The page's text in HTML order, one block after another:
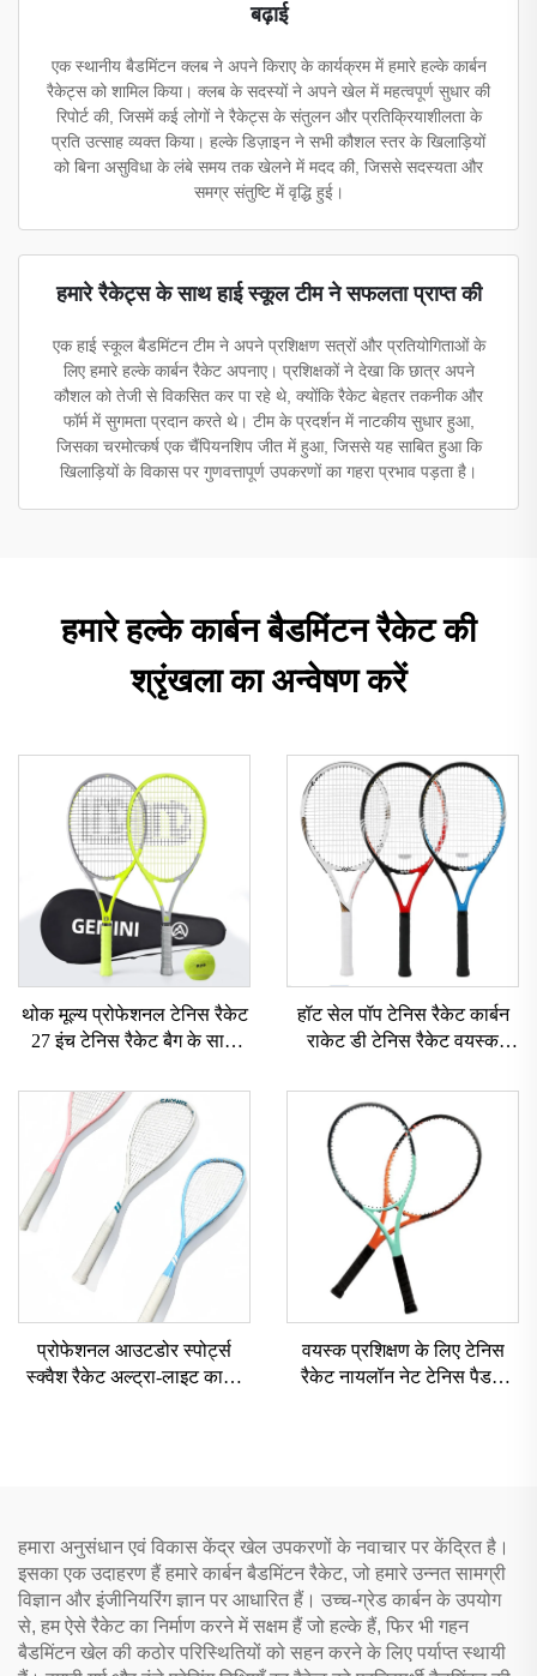
बढ़ाई
एक स्थानीय बैडमिंटन क्लब ने अपने किराए के कार्यक्रम में हमारे हल्के कार्बन
रैकेट्स को शामिल किया। क्लब के सदस्यों ने अपने खेल में महत्वपूर्ण सुधार की
रिपोर्ट की, जिसमें कई लोगों ने रैकेट्स के संतुलन और प्रतिक्रियाशीलता के
प्रति उत्साह व्यक्त किया। हल्के डिज़ाइन ने सभी कौशल स्तर के खिलाड़ियों
को बिना असुविधा के लंबे समय तक खेलने में मदद की, जिससे सदस्यता और
समग्र संतुष्टि में वृद्धि हुई।
हमारे रैकेट्स के साथ हाई स्कूल टीम ने सफलता प्राप्त की
एक हाई स्कूल बैडमिंटन टीम ने अपने प्रशिक्षण सत्रों और प्रतियोगिताओं के
लिए हमारे हल्के कार्बन रैकेट अपनाए। प्रशिक्षकों ने देखा कि छात्र अपने
कौशल को तेजी से विकसित कर पा रहे थे, क्योंकि रैकेट बेहतर तकनीक और
फॉर्म में सुगमता प्रदान करते थे। टीम के प्रदर्शन में नाटकीय सुधार हुआ,
जिसका चरमोत्कर्ष एक चैंपियनशिप जीत में हुआ, जिससे यह साबित हुआ कि
खिलाड़ियों के विकास पर गुणवत्तापूर्ण उपकरणों का गहरा प्रभाव पड़ता है।
हमारे हल्के कार्बन बैडमिंटन रैकेट की
श्रृंखला का अन्वेषण करें
थोक मूल्य प्रोफेशनल टेनिस रैकेट
27 इंच टेनिस रैकेट बैग के साथ
जीमिनी टेनिस रैकेट
हॉट सेल पॉप टेनिस रैकेट कार्बन
राकेट डी टेनिस रैकेट वयस्क
पैडल टेनिस रैकेट
प्रोफेशनल आउटडोर स्पोर्ट्स
स्क्वैश रैकेट अल्ट्रा-लाइट कार्बन
वयस्क प्रशिक्षण के लिए टेनिस
रैकेट नायलॉन नेट टेनिस पैडल
हमारा अनुसंधान एवं विकास केंद्र खेल उपकरणों के नवाचार पर केंद्रित है।
इसका एक उदाहरण हैं हमारे कार्बन बैडमिंटन रैकेट, जो हमारे उन्नत सामग्री
विज्ञान और इंजीनियरिंग ज्ञान पर आधारित हैं। उच्च-ग्रेड कार्बन के उपयोग
से, हम ऐसे रैकेट का निर्माण करने में सक्षम हैं जो हल्के हैं, फिर भी गहन
बैडमिंटन खेल की कठोर परिस्थितियों को सहन करने के लिए पर्याप्त स्थायी